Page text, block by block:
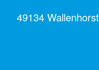
49134 Wallenhorst